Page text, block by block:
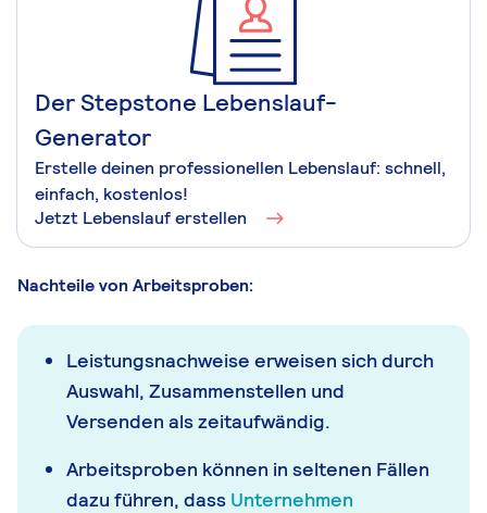
Der Stepstone Lebenslauf-
Generator
Erstelle deinen professionellen Lebenslauf: schnell,
einfach, kostenlos!
Jetzt Lebenslauf erstellen
Nachteile von Arbeitsproben:
Leistungsnachweise erweisen sich durch
Auswahl, Zusammenstellen und
Versenden als zeitaufwändig.
Arbeitsproben können in seltenen Fällen
dazu führen, dass Unternehmen